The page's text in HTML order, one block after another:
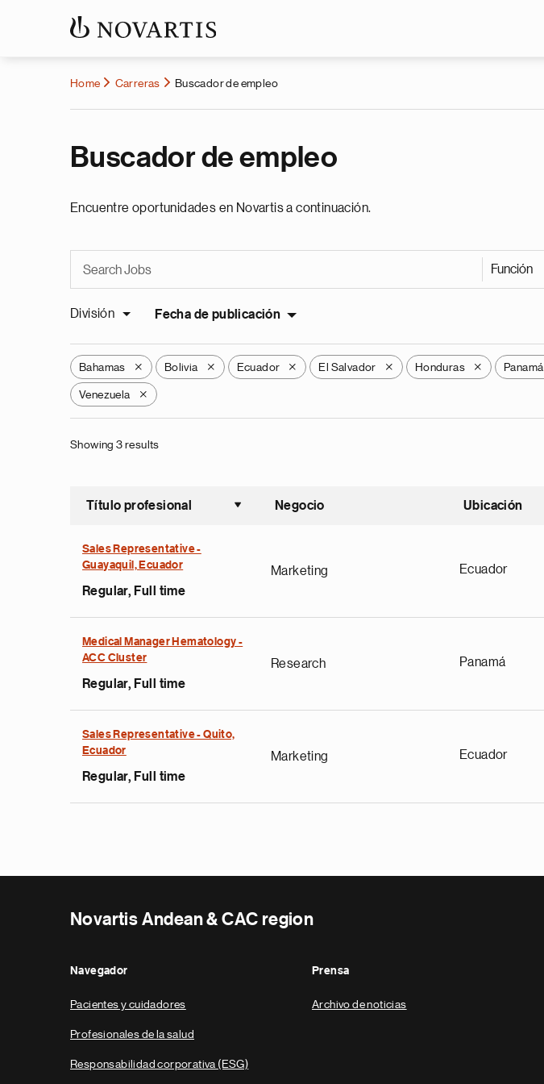
Home Carreras Buscador de empleo
Buscador de empleo
Encuentre oportunidades en Novartis a continuación.
Función
División Fecha de publicación
Bahamas X Bolivia X Ecuador X El Salvador X Honduras X Panamá
Venezuela X
Showing 3 results
Título profesional
Ordenar ascendente
Negocio Ubicación
Sales Representative -
Guayaquil, Ecuador
Regular, Full time
Marketing Ecuador
Medical Manager Hematology -
ACC Cluster
Regular, Full time
Research Panamá
Sales Representative - Quito,
Ecuador
Regular, Full time
Marketing Ecuador
Novartis Andean & CAC region
Navegador
Pacientes y cuidadores
Profesionales de la salud
Responsabilidad corporativa (ESG)
Prensa
Archivo de noticias